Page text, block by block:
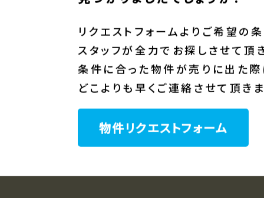
見つかりましたでしょうか？
リクエストフォームよりご希望の
スタッフが全力でお探しさせて頂
どこよりも早くご連絡させて頂き